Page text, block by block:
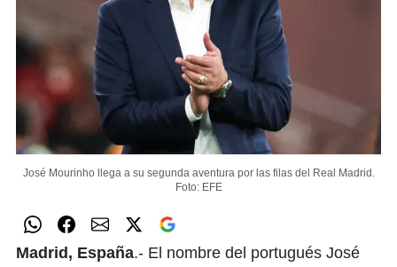
José Mourinho llega a su segunda aventura por las filas del Real Madrid.
Foto: EFE
Madrid, España.- El nombre del portugués José